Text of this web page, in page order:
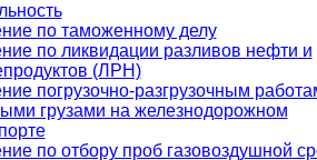
по таможенному делу
по ликвидации разливов нефти и
(ЛРН)
погрузочно-разгрузочным
грузами на железнодорожном
по отбору проб газовоздушной